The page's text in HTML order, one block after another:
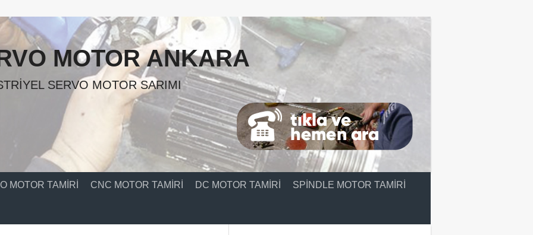
MOTOR ANKARA
SERVO MOTOR SARIMI
MOTOR TAMIRI CNC MOTOR TAMIRI DC MOTOR TAMIRI SPINDLE MOTOR TAMIRI